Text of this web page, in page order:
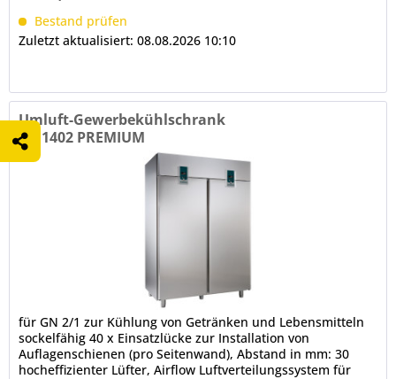
Bestand prüfen
Zuletzt aktualisiert: 08.08.2026 10:10
Umluft-Gewerbekühlschrank
KK 1402 PREMIUM
für GN 2/1 zur Kühlung von Getränken und Lebensmitteln
sockelfähig 40 x Einsatzlücke zur Installation von
Auflagenschienen (pro Seitenwand), Abstand in mm: 30
hocheffizienter Lüfter, Airflow Luftverteilungssystem für